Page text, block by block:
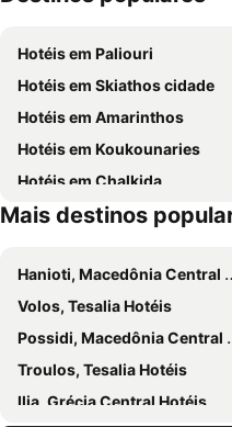
Maistrali Hotel
Skiathos Thalassa Cape, Philian Hotels and Resorts
Capella Skiathos Town
La Piscine Art Hotel, Philian Hotels and Resorts
Tsopela
Up Hill Unique Boutique
Mikri Banana
Τroulos
Floricas
Tavros Oreon
Hotéis em Paliouri
Hotéis em Skiathos cidade
Hotéis em Amarinthos
Hotéis em Koukounaries
Hotéis em Chalkida
Mais destinos
Hanioti, Macedônia Central Hotéis
Volos, Tesalia Hotéis
Possidi, Macedônia Central Hotéis
Troulos, Tesalia Hotéis
Ilia, Grécia Central Hotéis